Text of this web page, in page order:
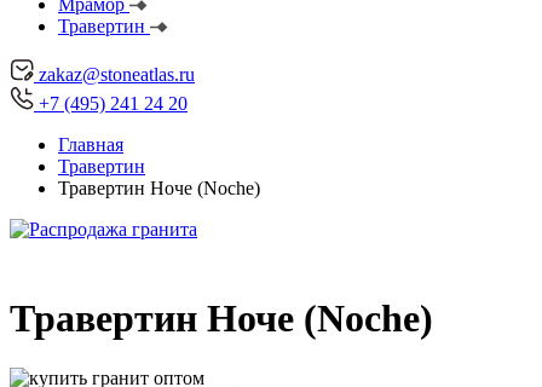
Мрамор
Травертин
zakaz@stoneatlas.ru
+7 (495) 241 24 20
Главная
Травертин
Травертин Ноче (Noche)
Травертин Ноче (Noche)